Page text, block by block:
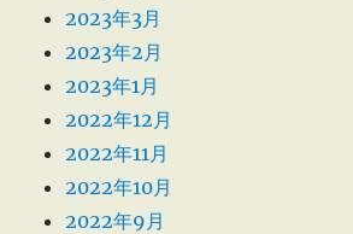
2023年3月
2023年2月
2023年1月
2022年12月
2022年11月
2022年10月
2022年9月